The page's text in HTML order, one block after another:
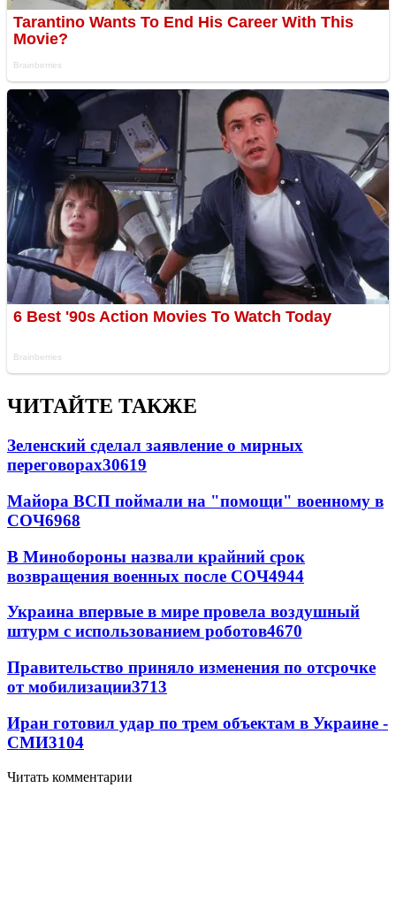
ЧИТАЙТЕ ТАКЖЕ
Зеленский сделал заявление о мирных
переговорах30619
Майора ВСП поймали на "помощи" военному в
СОЧ6968
В Минобороны назвали крайний срок
возвращения военных после СОЧ4944
Украина впервые в мире провела воздушный
штурм с использованием роботов4670
Правительство приняло изменения по отсрочке
от мобилизации3713
Иран готовил удар по трем объектам в Украине -
СМИ3104
Читать комментарии